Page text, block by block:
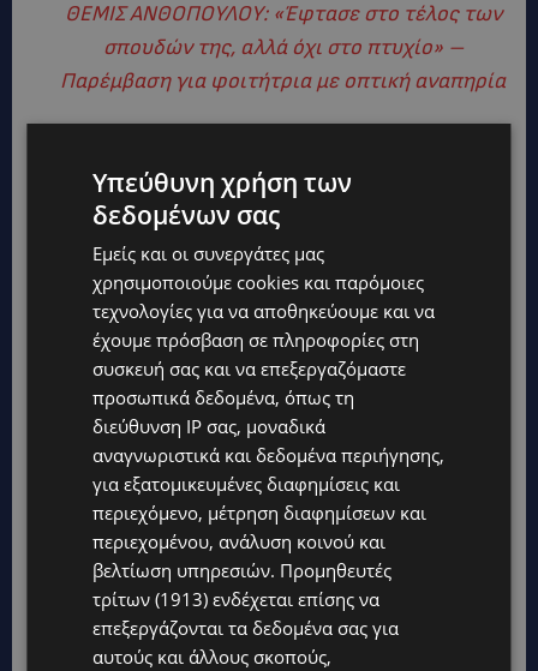
ΘΕΜΙΣ ΑΝΘΟΠΟΥΛΟΥ: «Έφτασε στο τέλος των
σπουδών της, αλλά όχι στο πτυχίο» –
Παρέμβαση για φοιτήτρια με οπτική αναπηρία
@LARNAKA @PAFOS CYPRUS TOP
TOP NICOSIA
ΕΠΙΚΑΙΡΌΤΗΤΑ
ΛΕΜΕΣΌΣ
Υπεύθυνη χρήση των
δεδομένων σας
Εμείς και οι συνεργάτες μας
χρησιμοποιούμε cookies και παρόμοιες
τεχνολογίες για να αποθηκεύουμε και να
έχουμε πρόσβαση σε πληροφορίες στη
συσκευή σας και να επεξεργαζόμαστε
προσωπικά δεδομένα, όπως τη
διεύθυνση IP σας, μοναδικά
αναγνωριστικά και δεδομένα περιήγησης,
για εξατομικευμένες διαφημίσεις και
περιεχόμενο, μέτρηση διαφημίσεων και
περιεχομένου, ανάλυση κοινού και
βελτίωση υπηρεσιών. Προμηθευτές
τρίτων (1913) ενδέχεται επίσης να
επεξεργάζονται τα δεδομένα σας για
αυτούς και άλλους σκοπούς,